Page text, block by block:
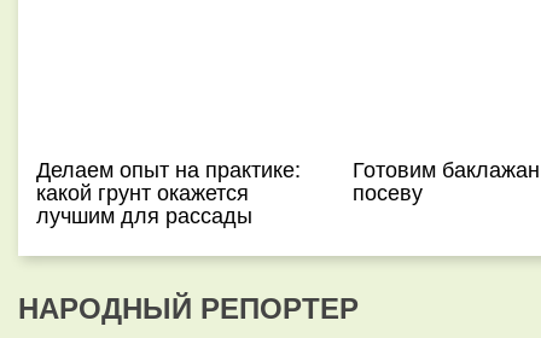
Делаем опыт на практике:
какой грунт окажется
лучшим для рассады
Готовим
посеву
НАРОДНЫЙ РЕПОРТЕР